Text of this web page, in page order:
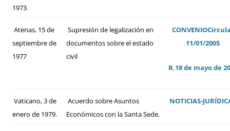
1973
Atenas, 15 de
septiembre de
1977
Supresión de legalización en
documentos sobre el estado
civil
CONVENIO
11/01/2005
R.18 de mayo de
Vaticano, 3 de
enero de 1979.
Acuerdo sobre Asuntos
Económicos con la Santa Sede.
NOTICIAS-